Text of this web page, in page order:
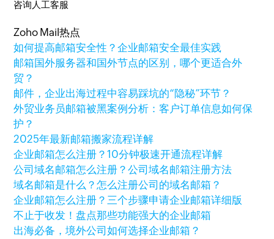
咨询人工客服
Zoho Mail热点
如何提高邮箱安全性？企业邮箱安全最佳实践
邮箱国外服务器和国外节点的区别，哪个更适合外
贸？
邮件，企业出海过程中容易踩坑的“隐秘”环节？
外贸业务员邮箱被黑案例分析：客户订单信息如何保
护？
2025年最新邮箱搬家流程详解
企业邮箱怎么注册？10分钟极速开通流程详解
公司域名邮箱怎么注册？公司域名邮箱注册方法
域名邮箱是什么？怎么注册公司的域名邮箱？
企业邮箱怎么注册？三个步骤申请企业邮箱详细版
不止于收发！盘点那些功能强大的企业邮箱
出海必备，境外公司如何选择企业邮箱？